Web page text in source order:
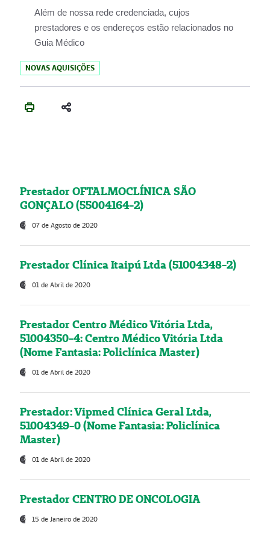
Além de nossa rede credenciada, cujos
prestadores e os endereços estão relacionados no
Guia Médico
NOVAS AQUISIÇÕES
Prestador OFTALMOCLÍNICA SÃO
GONÇALO (55004164-2)
07 de Agosto de 2020
Prestador Clínica Itaipú Ltda (51004348-2)
01 de Abril de 2020
Prestador Centro Médico Vitória Ltda,
51004350-4: Centro Médico Vitória Ltda
(Nome Fantasia: Policlínica Master)
01 de Abril de 2020
Prestador: Vipmed Clínica Geral Ltda,
51004349-0 (Nome Fantasia: Policlínica
Master)
01 de Abril de 2020
Prestador CENTRO DE ONCOLOGIA
15 de Janeiro de 2020